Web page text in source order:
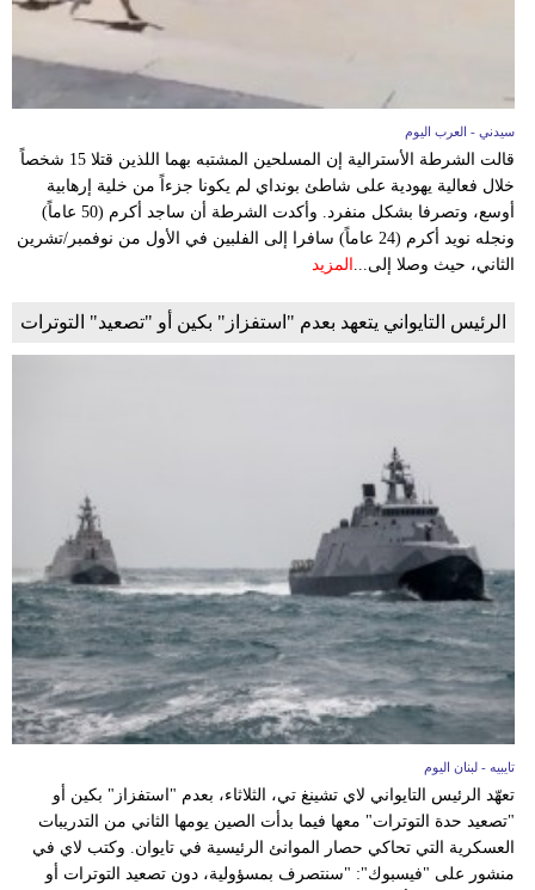
سيدني - العرب اليوم
قالت الشرطة الأسترالية إن المسلحين المشتبه بهما اللذين قتلا 15 شخصاً
خلال فعالية يهودية على شاطئ بونداي لم يكونا جزءاً من خلية إرهابية
أوسع، وتصرفا بشكل منفرد. وأكدت الشرطة أن ساجد أكرم (50 عاماً)
ونجله نويد أكرم (24 عاماً) سافرا إلى الفلبين في الأول من نوفمبر/تشرين
الثاني، حيث وصلا إلى... المزيد
الرئيس التايواني يتعهد بعدم "استفزاز" بكين أو "تصعيد" التوترات
تايبيه - لبنان اليوم
تعهّد الرئيس التايواني لاي تشينغ تي، الثلاثاء، بعدم "استفزاز" بكين أو
"تصعيد حدة التوترات" معها فيما بدأت الصين يومها الثاني من التدريبات
العسكرية التي تحاكي حصار الموانئ الرئيسية في تايوان. وكتب لاي في
منشور على "فيسبوك": "سنتصرف بمسؤولية، دون تصعيد التوترات أو